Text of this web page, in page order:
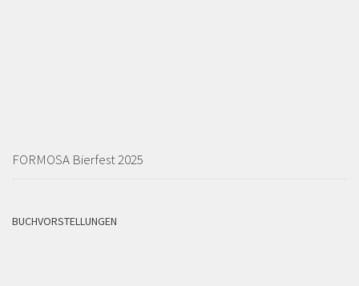
FORMOSA Bierfest 2025
BUCHVORSTELLUNGEN